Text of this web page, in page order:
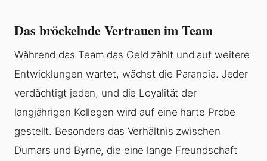
Das bröckelnde Vertrauen im Team
Während das Team das Geld zählt und auf weitere
Entwicklungen wartet, wächst die Paranoia. Jeder
verdächtigt jeden, und die Loyalität der
langjährigen Kollegen wird auf eine harte Probe
gestellt. Besonders das Verhältnis zwischen
Dumars und Byrne, die eine lange Freundschaft